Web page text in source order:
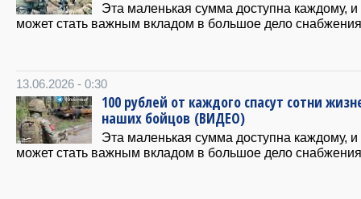
Эта маленькая сумма доступна каждому, и
может стать важным вкладом в большое дело
13.06.2026 - 0:30
100 рублей от каждого спасут сотни
наших бойцов (ВИДЕО)
Эта маленькая сумма доступна каждому, и
может стать важным вкладом в большое дело